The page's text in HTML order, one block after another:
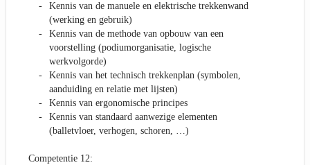
Kennis van de manuele en elektrische trekkenwand
(werking en gebruik)
Kennis van de methode van opbouw van een
voorstelling (podiumorganisatie, logische
werkvolgorde)
Kennis van het technisch trekkenplan (symbolen,
aanduiding en relatie met lijsten)
Kennis van ergonomische principes
Kennis van standaard aanwezige elementen
(balletvloer, verhogen, schoren, …)
Competentie 12: